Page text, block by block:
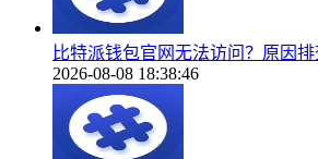
比特派钱包官网无法访问？原因
2026-08-08 18:38:46